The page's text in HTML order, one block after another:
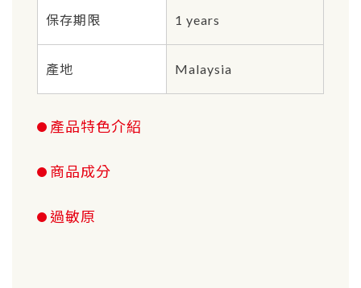
保存期限 1 years
產地 Malaysia
產品特色介紹
商品成分
過敏原